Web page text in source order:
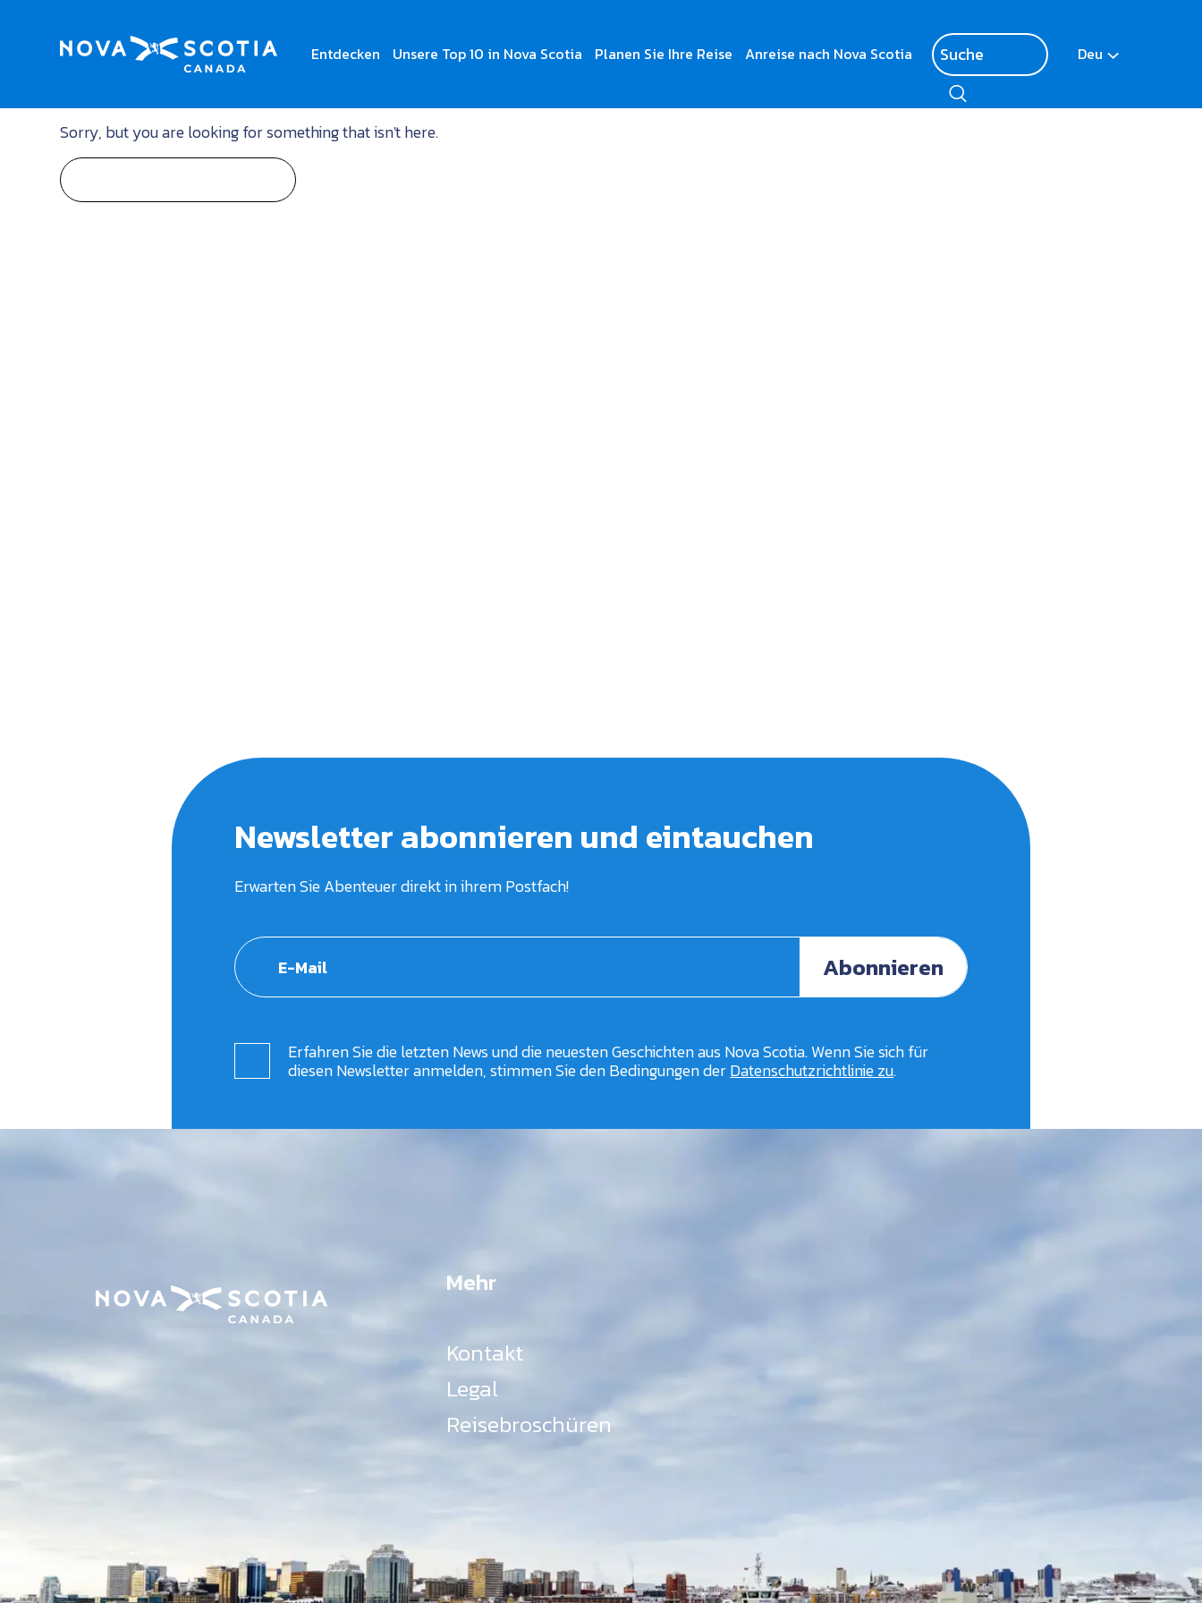
Entdecken Unsere Top 10 in Nova Scotia Planen Sie Ihre Reise Anreise nach Nova Scotia Deu
Not Found
Sorry, but you are looking for something that isn't here.
Newsletter abonnieren und eintauchen
Erwarten Sie Abenteuer direkt in ihrem Postfach!
Abonnieren
Erfahren Sie die letzten News und die neuesten Geschichten aus Nova Scotia. Wenn Sie sich für
diesen Newsletter anmelden, stimmen Sie den Bedingungen derDatenschutzrichtlinie zu.
Mehr
Kontakt
Legal
Reisebroschüren
Als Teil des Ministeriums für Gemeinden, Kultur, Tourismus und Kulturerbe, setzt sich Tourism Nova Scotia aktiv für die Förderung von Gleichberechtigung,
Vielfalt, Inklusion und Barrierefreiheit in ganz Nova Scotia ein und unterstützt Partner, die dieses Engagement teilen.